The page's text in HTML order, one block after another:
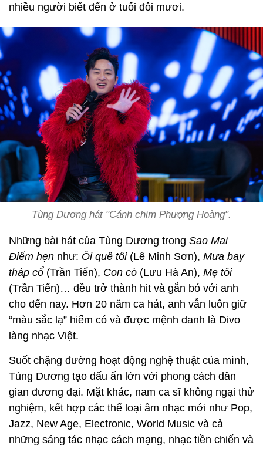
nhiều người biết đến ở tuổi đôi mươi.
Tùng Dương hát "Cánh chim Phượng Hoàng".
Những bài hát của Tùng Dương trong Sao Mai
Điểm hẹn như: Ôi quê tôi(Lê Minh Sơn), Mưa bay
tháp cổ (Trần Tiến), Con cò (Lưu Hà An), Mẹ tôi
(Trần Tiến)… đều trở thành hit và gắn bó với anh
cho đến nay. Hơn 20 năm ca hát, anh vẫn luôn giữ
“màu sắc lạ” hiếm có và được mệnh danh là Divo
làng nhạc Việt.
Suốt chặng đường hoạt động nghệ thuật của mình,
Tùng Dương tạo dấu ấn lớn với phong cách dân
gian đương đại. Mặt khác, nam ca sĩ không ngại thử
nghiệm, kết hợp các thể loại âm nhạc mới như Pop,
Jazz, New Age, Electronic, World Music và cả
những sáng tác nhạc cách mạng, nhạc tiền chiến và